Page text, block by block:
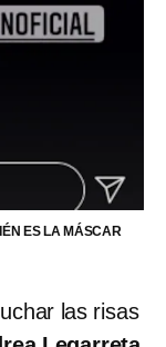
ES LA MÁSCAR
las risas